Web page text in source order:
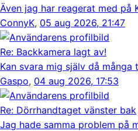
Även jag har reagerat med på
ConnyK, 05 aug 2026, 21:47
Re: Backkamera lagt av!
Kan svara mig själv då
Gaspo, 04 aug 2026, 17:53
Re: Dörrhandtaget vänster bak
Jag hade samma problem på